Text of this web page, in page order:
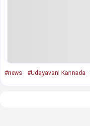
#news #Udayavani Kannada